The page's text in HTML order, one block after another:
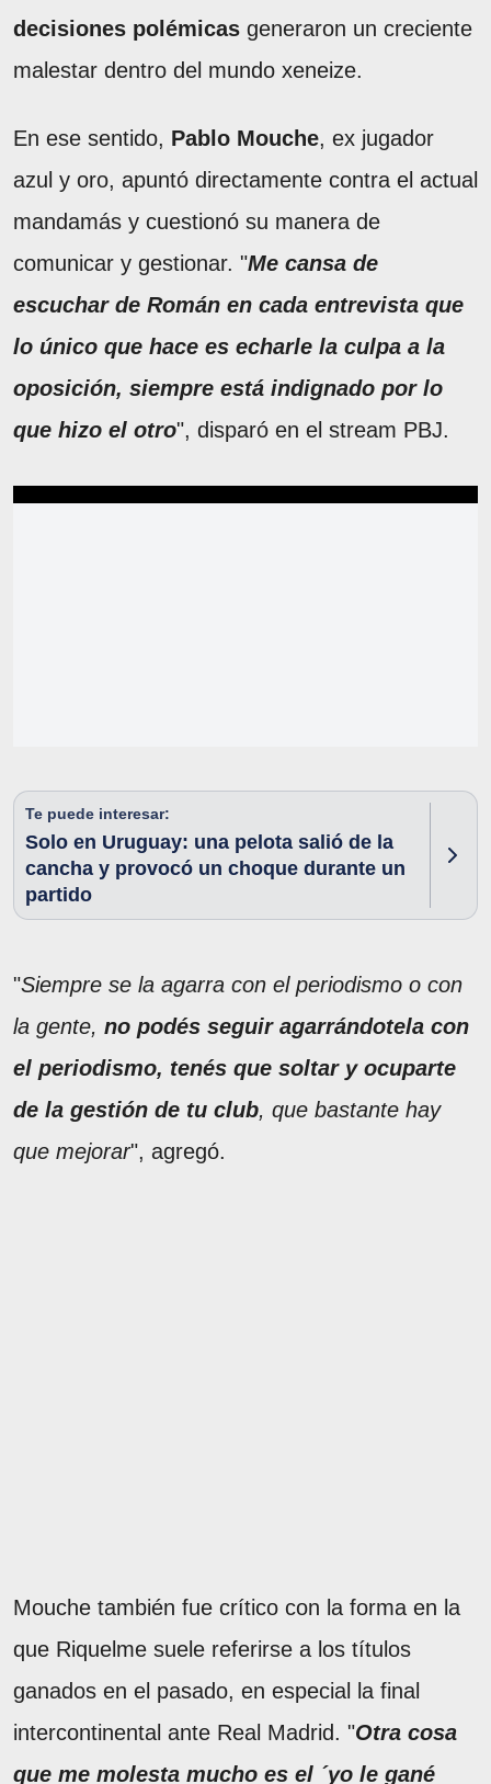
decisiones polémicas generaron un creciente
malestar dentro del mundo xeneize.
En ese sentido, Pablo Mouche, ex jugador
azul y oro, apuntó directamente contra el actual
mandamás y cuestionó su manera de
comunicar y gestionar. "Me cansa de
escuchar de Román en cada entrevista que
lo único que hace es echarle la culpa a la
oposición, siempre está indignado por lo
que hizo el otro", disparó en el stream PBJ.
Te puede interesar:
Solo en Uruguay: una pelota salió de la
cancha y provocó un choque durante un
partido
"Siempre se la agarra con el periodismo o con
la gente, no podés seguir agarrándotela con
el periodismo, tenés que soltar y ocuparte
de la gestión de tu club, que bastante hay
que mejorar", agregó.
Mouche también fue crítico con la forma en la
que Riquelme suele referirse a los títulos
ganados en el pasado, en especial la final
intercontinental ante Real Madrid. "Otra cosa
que me molesta mucho es el ´yo le gané